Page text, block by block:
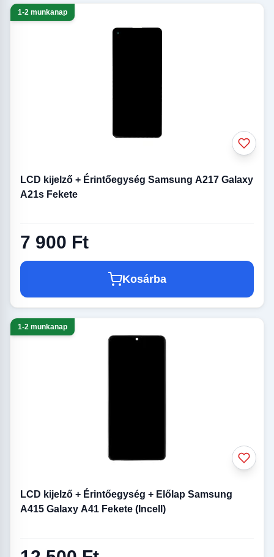
1-2 munkanap
LCD kijelző + Érintőegység Samsung A217 Galaxy
A21s Fekete
7 900 Ft
Kosárba
1-2 munkanap
LCD kijelző + Érintőegység + Előlap Samsung
A415 Galaxy A41 Fekete (Incell)